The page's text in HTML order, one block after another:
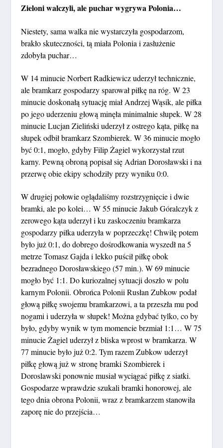
Zieloni walczyli, ale puchar wygrywa Polonia…
Niestety, sama walka nie wystarczyła gospodarzom,
brakło skuteczności, tą miała Polonia i zasłużenie
zdobyła puchar…
W 14 minucie Norbert Radkiewicz uderzył technicznie,
ale bramkarz gospodarzy sparował piłkę na róg. W 23
minucie doskonałą sytuację miał Andrzej Wąsik, ale piłka
po jego uderzeniu głową minęła minimalnie słupek. W 28
minucie Lucjan Zieliński uderzył z ostrego kąta, piłkę na
słupek odbił bramkarz Szombierek. W 36 minucie mogło
być 0:1, mogło, gdyby Filip Żagiel wykorzystał rzut
karny. Pewną obroną popisał się Adrian Dorosławski i na
przerwę obie ekipy schodziły przy wyniku 0:0.
W drugiej połowie oglądaliśmy rozstrzygnięcie i dwie
bramki, ale po kolei… W 55 minucie Jakub Góralczyk z
zerowego kąta uderzył i ku zaskoczeniu bramkarza
gospodarzy piłka uderzyła w poprzeczkę! Chwilę potem
było już 0:1, do dobrego dośrodkowania wyszedł na 5
metrze Tomasz Gajda i lekko puścił piłkę obok
bezradnego Dorosławskiego (57 min.). W 69 minucie
mogło być 1:1. Do kuriozalnej sytuacji doszło w polu
karnym Polonii. Obrońca Polonii Rusłan Zubkow podał
głową piłkę swojemu bramkarzowi, a ta przeszła mu pod
nogami i uderzyła w słupek! Można gdybać tylko, co by
było, gdyby wynik w tym momencie brzmiał 1:1… W 75
minucie Żagiel uderzył z bliska wprost w bramkarza. W
77 minucie było już 0:2. Tym razem Zubkow uderzył
piłkę głową już w stronę bramki Szombierek i
Doroslawski ponownie musiał wyciągać piłkę z siatki.
Gospodarze wprawdzie szukali bramki honorowej, ale
tego dnia obrona Polonii, wraz z bramkarzem stanowiła
zaporę nie do przejścia…